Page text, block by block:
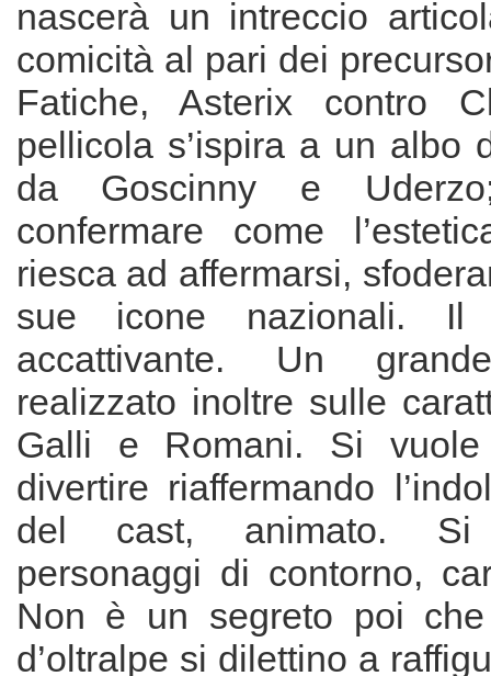
nascerà un intreccio
comicità al pari dei
Fatiche, Asterix contro
pellicola s’ispira a un albo
da Goscinny e
confermare come
riesca ad affermarsi,
sue icone nazionali.
accattivante. Un
realizzato inoltre sulle
Galli e Romani. Si
divertire riaffermando
del cast, animato. Si
personaggi di contorno,
Non è un segreto poi
d’oltralpe si dilettino a